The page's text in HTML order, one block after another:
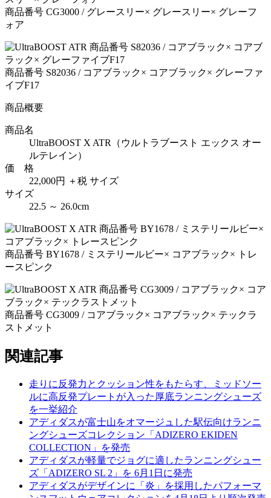
商品番号 CG3000 / グレースリー× グレースリー× グレーフ
ォア
商品番号 S82036 / コアブラック× コアブラック× グレーファ
イブF17
商品概要
商品名
UltraBOOST X ATR（ウルトラブースト エックス オー
ルテレイン）
価 格
22,000円 ＋税 サイズ
サイズ
22.5 ～ 26.0cm
商品番号 BY1678 / ミステリールビー× コアブラック× トレ
ースピンク
商品番号 CG3009 / コアブラック× コアブラック× テックラ
ストメット
関連記事
走りに反発力とクッション性をもたらす、ミッドソー
ルに高反発プレートが入った厚底ランニングシューズ
を一挙紹介
アディダスが富士山をオマージュした駅伝向けランニ
ングシューズコレクション「ADIZERO EKIDEN
COLLECTION」を発売
アディダスが軽量でジョグに適したランニングシュー
ズ「ADIZERO SL 2」を 6月1日に発売
アディダスがデザインに「炎」を採用したパフォーマ